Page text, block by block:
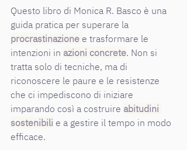
Questo libro di Monica R. Basco è una
guida pratica per superare la
procrastinazione e trasformare le
intenzioni in azioni concrete. Non si
tratta solo di tecniche, ma di
riconoscere le paure e le resistenze
che ci impediscono di iniziare
imparando così a costruire abitudini
sostenibili e a gestire il tempo in modo
efficace.